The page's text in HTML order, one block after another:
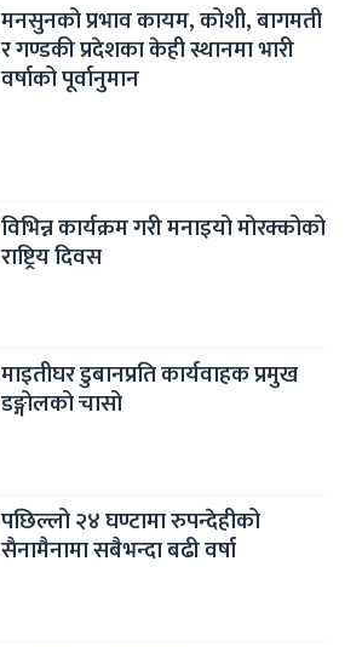
मनसुनको प्रभाव कायम, कोशी, बागमती
र गण्डकी प्रदेशका केही स्थानमा भारी
वर्षाको पूर्वानुमान
विभिन्न कार्यक्रम गरी मनाइयो मोरक्कोको
राष्ट्रिय दिवस
माइतीघर डुबानप्रति कार्यवाहक प्रमुख
डङ्गोलको चासो
पछिल्लो २४ घण्टामा रुपन्देहीको
सैनामैनामा सबैभन्दा बढी वर्षा